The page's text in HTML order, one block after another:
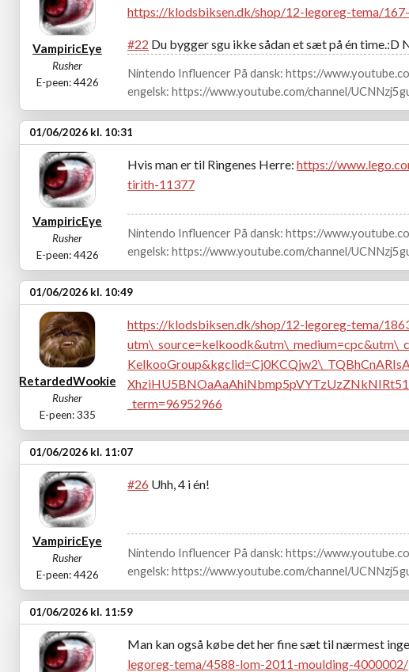
VampiricEye
Rusher
E-peen: 4426
https://klodsbiksen.dk/shop/12-legoreg-tema/
#22 Du bygger sgu ikke sådan et sæt på én time.:D
Nintendo Influencer På dansk: https://
engelsk: https://www.youtube.com/channel/
01/06/2026 kl. 10:31
VampiricEye
Rusher
E-peen: 4426
Hvis man er til Ringenes Herre: https://
tirith-11377
Nintendo Influencer På dansk: https://
engelsk: https://www.youtube.com/channel/
01/06/2026 kl. 10:49
RetardedWookie
Rusher
E-peen: 335
https://klodsbiksen.dk/shop/12-legoreg-tema/
_term=96952966
01/06/2026 kl. 11:07
VampiricEye
Rusher
E-peen: 4426
#26 Uhh, 4 i én!
Nintendo Influencer På dansk: https://
engelsk: https://www.youtube.com/channel/
01/06/2026 kl. 11:59
Man kan også købe det her fine sæt til nærmest
legoreg-tema/4588-lom-2011-moulding-4000002/